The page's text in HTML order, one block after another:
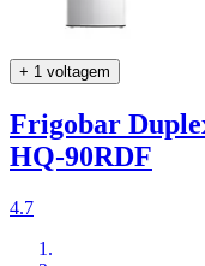
+ 1 voltagem
Frigobar
HQ-90RDF
4.7